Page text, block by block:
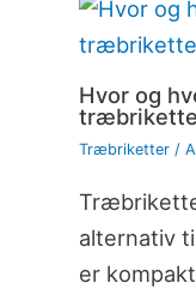
Hvor og
Træbriketter/
alternativ
er